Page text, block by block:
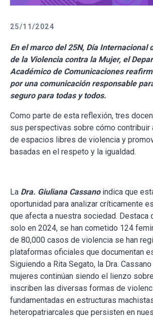
25/11/2024
En el marco del 25N, Día Internacional
de la Violencia contra la Mujer, el
Académico de Comunicaciones
por una comunicación responsable
seguro para todas y todos.
Como parte de esta reflexión, tres
sus perspectivas sobre cómo contribuir
de espacios libres de violencia y
basadas en el respeto y la igualdad.
La Dra. Giuliana Cassanoindica que
oportunidad para analizar críticamente
que afecta a nuestra sociedad. Destaca
solo en 2024, se han cometido 124
de 80,000 casos de violencia se han
plataformas oficiales que documentan
Siguiendo a Rita Segato, la Dra.
mujeres continúan siendo el lienzo
inscriben las diversas formas de
fundamentadas en estructuras
heteropatriarcales que persisten en